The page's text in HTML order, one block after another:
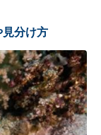
分け方